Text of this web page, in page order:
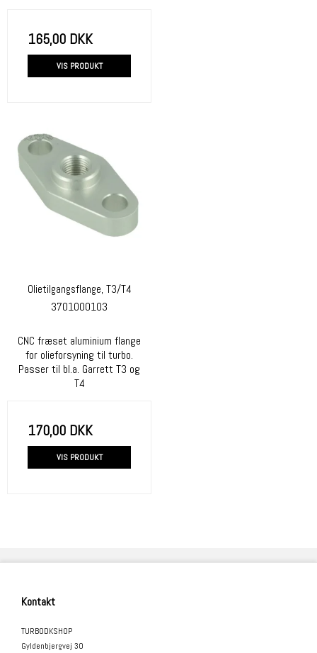
165,00 DKK
VIS PRODUKT
Olietilgangsflange, T3/T4
3701000103
CNC fræset aluminium flange
for olieforsyning til turbo.
Passer til bl.a. Garrett T3 og
T4
170,00 DKK
VIS PRODUKT
Kontakt
TURBODKSHOP
Gyldenbjergvej 30